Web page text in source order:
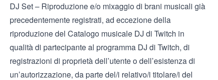
DJ Set – Riproduzione e/o mixaggio di brani musicali già
precedentemente registrati, ad eccezione della
riproduzione del Catalogo musicale DJ di Twitch in
qualità di partecipante al programma DJ di Twitch, di
registrazioni di proprietà dell’utente o dell’esistenza di
un’autorizzazione, da parte del/i relativo/i titolare/i del